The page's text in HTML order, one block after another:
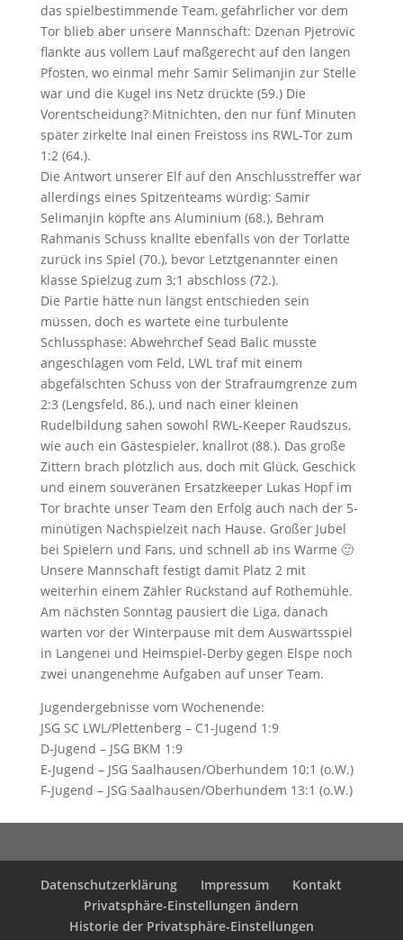
das spielbestimmende Team, gefährlicher vor dem
Tor blieb aber unsere Mannschaft: Dzenan Pjetrovic
flankte aus vollem Lauf maßgerecht auf den langen
Pfosten, wo einmal mehr Samir Selimanjin zur Stelle
war und die Kugel ins Netz drückte (59.) Die
Vorentscheidung? Mitnichten, den nur fünf Minuten
später zirkelte Inal einen Freistoss ins RWL-Tor zum
1:2 (64.).
Die Antwort unserer Elf auf den Anschlusstreffer war
allerdings eines Spitzenteams würdig: Samir
Selimanjin köpfte ans Aluminium (68.), Behram
Rahmanis Schuss knallte ebenfalls von der Torlatte
zurück ins Spiel (70.), bevor Letztgenannter einen
klasse Spielzug zum 3:1 abschloss (72.).
Die Partie hätte nun längst entschieden sein
müssen, doch es wartete eine turbulente
Schlussphase: Abwehrchef Sead Balic musste
angeschlagen vom Feld, LWL traf mit einem
abgefälschten Schuss von der Strafraumgrenze zum
2:3 (Lengsfeld, 86.), und nach einer kleinen
Rudelbildung sahen sowohl RWL-Keeper Raudszus,
wie auch ein Gästespieler, knallrot (88.). Das große
Zittern brach plötzlich aus, doch mit Glück, Geschick
und einem souveränen Ersatzkeeper Lukas Hopf im
Tor brachte unser Team den Erfolg auch nach der 5-
minütigen Nachspielzeit nach Hause. Großer Jubel
bei Spielern und Fans, und schnell ab ins Warme 🙂
Unsere Mannschaft festigt damit Platz 2 mit
weiterhin einem Zähler Rückstand auf Rothemühle.
Am nächsten Sonntag pausiert die Liga, danach
warten vor der Winterpause mit dem Auswärtsspiel
in Langenei und Heimspiel-Derby gegen Elspe noch
zwei unangenehme Aufgaben auf unser Team.
Jugendergebnisse vom Wochenende:
JSG SC LWL/Plettenberg – C1-Jugend 1:9
D-Jugend – JSG BKM 1:9
E-Jugend – JSG Saalhausen/Oberhundem 10:1 (o.W.)
F-Jugend – JSG Saalhausen/Oberhundem 13:1 (o.W.)
Datenschutzerklärung Impressum
Kontakt
Privatsphäre-Einstellungen ändern
Historie der Privatsphäre-Einstellungen